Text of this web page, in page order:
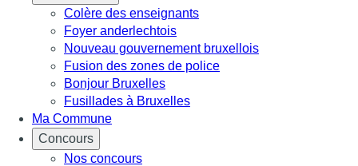
Colère des enseignants
Foyer anderlechtois
Nouveau gouvernement bruxellois
Fusion des zones de police
Bonjour Bruxelles
Fusillades à Bruxelles
Ma Commune
Concours
Nos concours